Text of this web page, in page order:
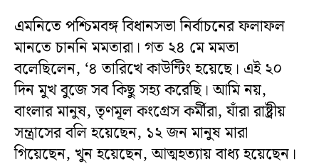
এমনিতে পশ্চিমবঙ্গ বিধানসভা নির্বাচনের ফলাফল
মানতে চাননি মমতারা। গত ২৪ মে মমতা
বলেছিলেন, ‘৪ তারিখে কাউন্টিং হয়েছে। এই ২০
দিন মুখ বুজে সব কিছু সহ্য করেছি। আমি নয়,
বাংলার মানুষ, তৃণমূল কংগ্রেস কর্মীরা, যাঁরা রাষ্ট্রীয়
সন্ত্রাসের বলি হয়েছেন, ১২ জন মানুষ মারা
গিয়েছেন, খুন হয়েছেন, আত্মহত্যায় বাধ্য হয়েছেন।